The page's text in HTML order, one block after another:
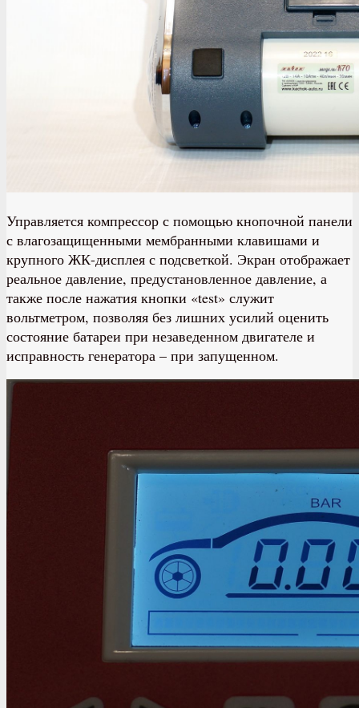
Управляется компрессор с помощью кнопочной панели
с влагозащищенными мембранными клавишами и
крупного ЖК-дисплея с подсветкой. Экран отображает
реальное давление, предустановленное давление, а
также после нажатия кнопки «test» служит
вольтметром, позволяя без лишних усилий оценить
состояние батареи при незаведенном двигателе и
исправность генератора – при запущенном.